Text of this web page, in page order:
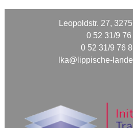
Leopoldstr. 27,
0 52 31/9 76
0 52 31/9 76
lka@lippische-